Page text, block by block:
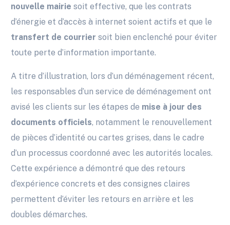
nouvelle mairie soit effective, que les contrats
d’énergie et d’accès à internet soient actifs et que le
transfert de courrier soit bien enclenché pour éviter
toute perte d’information importante.
A titre d’illustration, lors d’un déménagement récent,
les responsables d’un service de déménagement ont
avisé les clients sur les étapes de mise à jour des
documents officiels, notamment le renouvellement
de pièces d’identité ou cartes grises, dans le cadre
d’un processus coordonné avec les autorités locales.
Cette expérience a démontré que des retours
d’expérience concrets et des consignes claires
permettent d’éviter les retours en arrière et les
doubles démarches.